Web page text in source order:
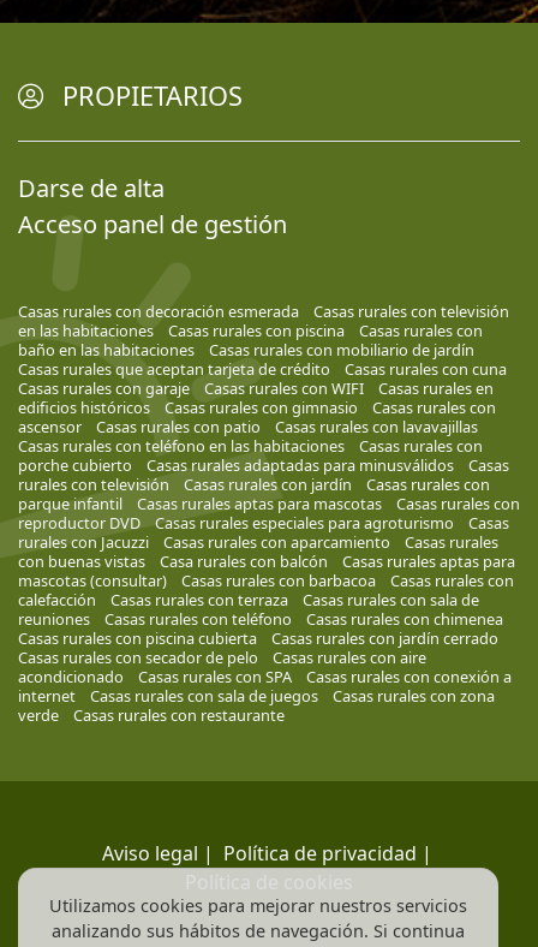
PROPIETARIOS
Darse de alta
Acceso panel de gestión
Casas rurales con decoración esmerada
Casas rurales con televisión
en las habitaciones
Casas rurales con piscina
Casas rurales con
baño en las habitaciones
Casas rurales con mobiliario de jardín
Casas rurales que aceptan tarjeta de crédito
Casas rurales con cuna
Casas rurales con garaje
Casas rurales con WIFI
Casas rurales en
edificios históricos
Casas rurales con gimnasio
Casas rurales con
ascensor
Casas rurales con patio
Casas rurales con lavavajillas
Casas rurales con teléfono en las habitaciones
Casas rurales con
porche cubierto
Casas rurales adaptadas para minusválidos
Casas
rurales con televisión
Casas rurales con jardín
Casas rurales con
parque infantil
Casas rurales aptas para mascotas
Casas rurales con
reproductor DVD
Casas rurales especiales para agroturismo
Casas
rurales con Jacuzzi
Casas rurales con aparcamiento
Casas rurales
con buenas vistas
Casa rurales con balcón
Casas rurales aptas para
mascotas (consultar)
Casas rurales con barbacoa
Casas rurales con
calefacción
Casas rurales con terraza
Casas rurales con sala de
reuniones
Casas rurales con teléfono
Casas rurales con chimenea
Casas rurales con piscina cubierta
Casas rurales con jardín cerrado
Casas rurales con secador de pelo
Casas rurales con aire
acondicionado
Casas rurales con SPA
Casas rurales con conexión a
internet
Casas rurales con sala de juegos
Casas rurales con zona
verde
Casas rurales con restaurante
Aviso legal | Política de privacidad |
Política de cookies
Utilizamos cookies para mejorar nuestros servicios
analizando sus hábitos de navegación. Si continua